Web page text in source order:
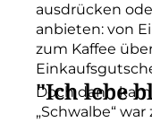
ausdrücken
anbieten: von
zum Kaffee
"Ich lebe
Doch dann
„Schwalbe“